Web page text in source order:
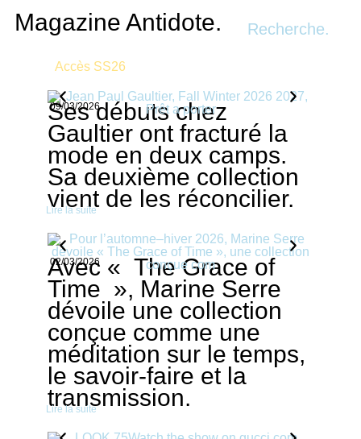
Recherche.
09/03/2026
Ses débuts chez
Gaultier ont fracturé la
mode en deux camps.
Sa deuxième collection
vient de les réconcilier.
Lire la suite
02/03/2026
Avec « The Grace of
Time », Marine Serre
dévoile une collection
conçue comme une
méditation sur le temps,
le savoir-faire et la
transmission.
Lire la suite